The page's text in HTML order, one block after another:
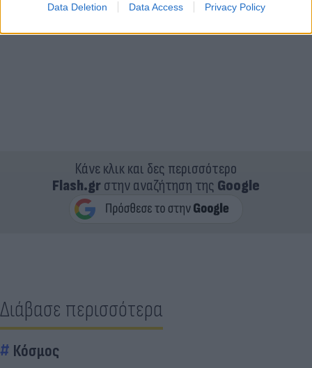
Data Deletion Data Access Privacy Policy
Κάνε κλικ και δες περισσότερο
Flash.grστην αναζήτηση της Google
Διάβασε περισσότερα
Κόσμος